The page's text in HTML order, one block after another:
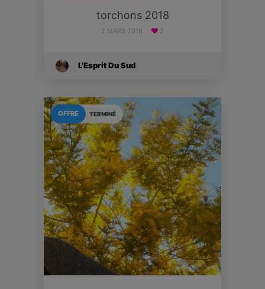
torchons 2018
2 MARS 2018 2
L'Esprit Du Sud
TERMINÉ
OFFRE